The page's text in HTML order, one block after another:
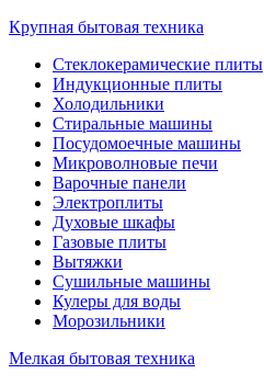
Крупная бытовая техника
Стеклокерамические плиты
Индукционные плиты
Холодильники
Стиральные машины
Посудомоечные машины
Микроволновые печи
Варочные панели
Электроплиты
Духовые шкафы
Газовые плиты
Вытяжки
Сушильные машины
Кулеры для воды
Морозильники
Мелкая бытовая техника